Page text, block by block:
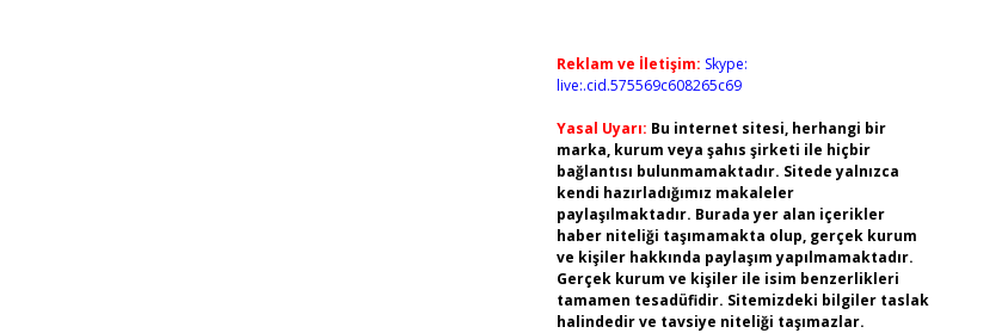
Reklam ve İletişim: Skype:
live:.cid.575569c608265c69
Yasal Uyarı: Bu internet sitesi, herhangi bir
marka, kurum veya şahıs şirketi ile hiçbir
bağlantısı bulunmamaktadır. Sitede yalnızca
kendi hazırladığımız makaleler
paylaşılmaktadır. Burada yer alan içerikler
haber niteliği taşımamakta olup, gerçek kurum
ve kişiler hakkında paylaşım yapılmamaktadır.
Gerçek kurum ve kişiler ile isim benzerlikleri
tamamen tesadüfidir. Sitemizdeki bilgiler taslak
halindedir ve tavsiye niteliği taşımazlar.